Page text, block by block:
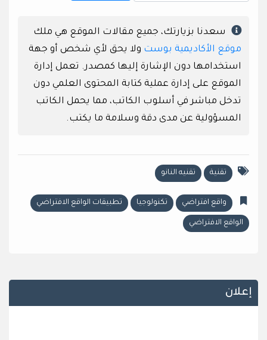
سعدنا بزيارتك، جميع مقالات الموقع هي ملك
موقع الأكاديمية بوست ولا يحق لأي شخص أو جهة
استخدامها دون الإشارة إليها كمصدر. تعمل إدارة
الموقع على إدارة عملية كتابة المحتوى العلمي دون
تدخل مباشر في أسلوب الكاتب، مما يحمل الكاتب
المسؤولية عن مدى دقة وسلامة ما يكتب.
تقنية تقنيه النانو
واقع افتراضي تكنولوجيا تطبيقات الواقع الافتراضي
الواقع الافتراضي
إعلان